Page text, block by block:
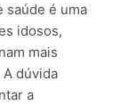
saúde é uma
idosos,
mais
dúvida
a